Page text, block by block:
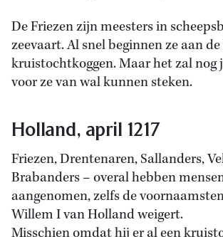
De Friezen zijn meesters in
zeevaart. Al snel beginnen ze aan
kruistochtkoggen. Maar het zal nog
voor ze van wal kunnen steken.
Holland, april 1217
Friezen, Drentenaren, Sallanders,
Brabanders – overal hebben
aangenomen, zelfs de
Willem I van Holland weigert.